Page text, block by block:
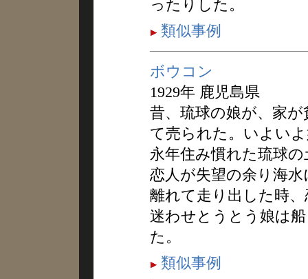
ったりした。
類似事例
ボウコン
1929年 鹿児島県
昔、琉球の娘が、家
て売られた。いよい
永年住み慣れた琉球
恋人が失望の余り海
離れて走り出した時
迷わせとうとう娘は
た。
類似事例